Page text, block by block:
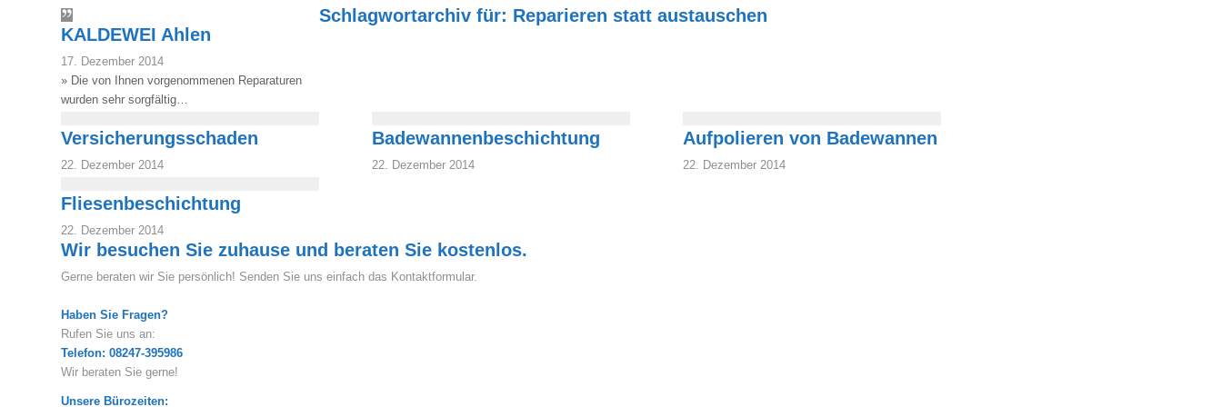
KALDEWEI Ahlen
17. Dezember 2014
» Die von Ihnen vorgenommenen Reparaturen
wurden sehr sorgfältig…
Schlagwortarchiv für: Reparieren statt austauschen
Versicherungsschaden
22. Dezember 2014
Badewannenbeschichtung
22. Dezember 2014
Aufpolieren von Badewannen
22. Dezember 2014
Fliesenbeschichtung
22. Dezember 2014
Wir besuchen Sie zuhause und beraten Sie kostenlos.
Gerne beraten wir Sie persönlich! Senden Sie uns einfach das Kontaktformular.
Haben Sie Fragen?
Rufen Sie uns an:
Telefon: 08247-395986
Wir beraten Sie gerne!
Unsere Bürozeiten: